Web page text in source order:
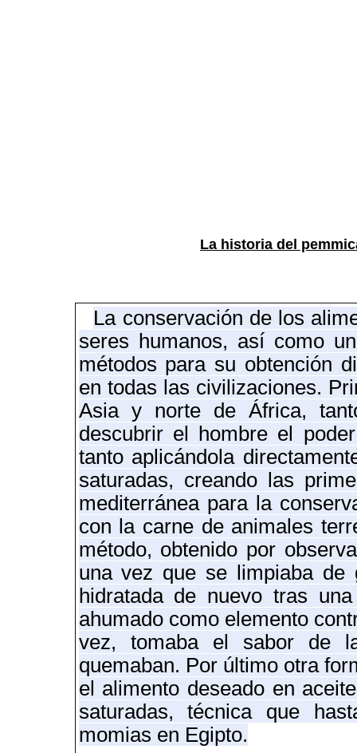
La historia del
La conservación de los
seres humanos, así como
métodos para su obtención
en todas las civilizaciones.
Asia y norte de África,
descubrir el hombre el
tanto aplicándola
saturadas, creando las
mediterránea para la
con la carne de animales
método, obtenido por
una vez que se limpiaba
hidratada de nuevo tras
ahumado como elemento
vez, tomaba el sabor de
quemaban. Por último otra
el alimento deseado en
saturadas, técnica que
momias en Egipto.